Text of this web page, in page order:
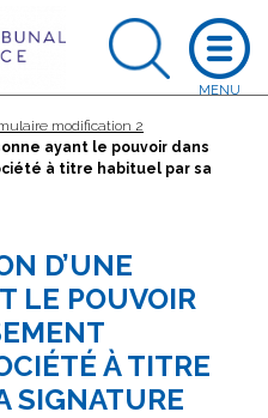
modification 2
ayant le pouvoir dans
à titre habituel par sa
D’UNE
LE POUVOIR
À TITRE
SIGNATURE